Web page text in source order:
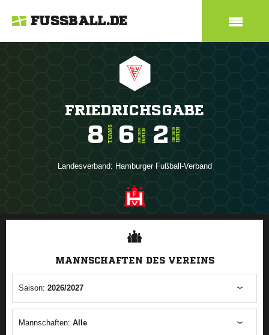
FUSSBALL.DE
FRIEDRICHSGABE
8 TEAMS 6 JUNIORENINNEN 2 SENIORENINNEN
Landesverband: Hamburger Fußball-Verband
ANZEIGE
MANNSCHAFTEN DES VEREINS
Saison: 2026/2027
Mannschaften: Alle